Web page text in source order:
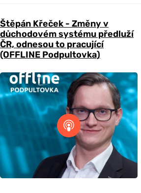
Štěpán Křeček - Změny v
důchodovém systému předluží
ČR, odnesou to pracující
(OFFLINE Podpultovka)